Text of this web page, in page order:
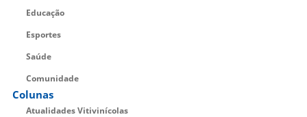
Educação
Esportes
Saúde
Comunidade
Colunas
Atualidades Vitivinícolas